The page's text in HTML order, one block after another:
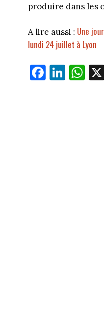
produire dans les
A lire aussi : Une
lundi 24 juillet à Lyon
Fa
ce
Li
nk
W
ha